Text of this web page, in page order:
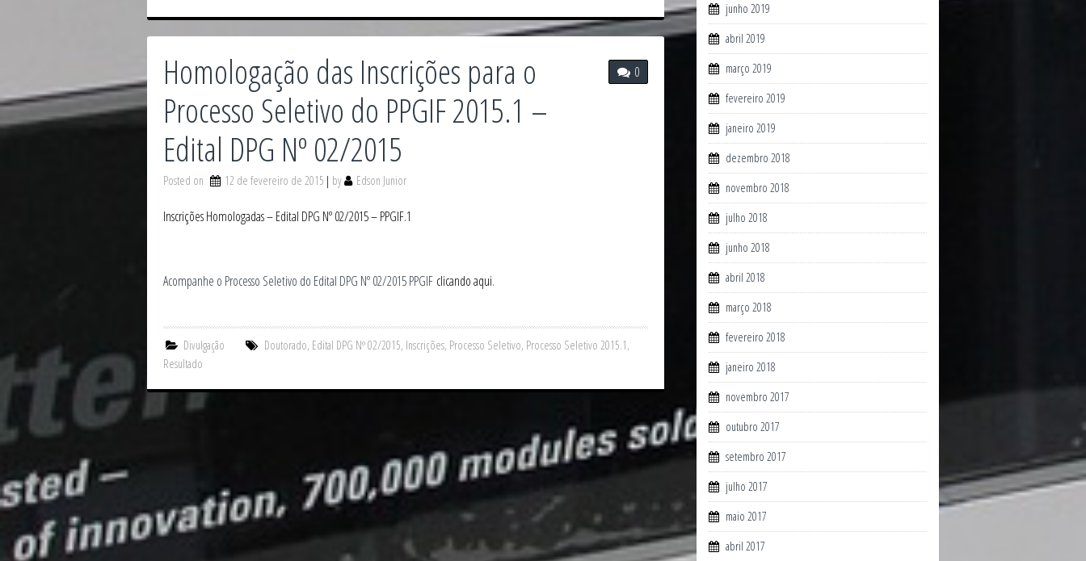
0
Homologação das Inscrições para o
Processo Seletivo do PPGIF 2015.1 –
Edital DPG Nº 02/2015
Posted on 12 de fevereiro de 2015 by Edson Junior
Inscrições Homologadas – Edital DPG Nº 02/2015 – PPGIF.1
Acompanhe o Processo Seletivo do Edital DPG Nº 02/2015 PPGIF clicando aqui.
Divulgação Doutorado, Edital DPG Nº 02/2015, Inscrições, Processo Seletivo, Processo Seletivo 2015.1,
Resultado
junho 2019
abril 2019
março 2019
fevereiro 2019
janeiro 2019
dezembro 2018
novembro 2018
julho 2018
junho 2018
abril 2018
março 2018
fevereiro 2018
janeiro 2018
novembro 2017
outubro 2017
setembro 2017
julho 2017
maio 2017
abril 2017